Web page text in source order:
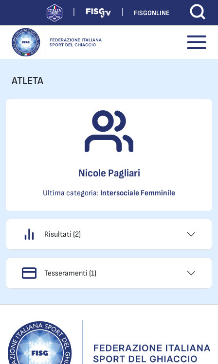
FISGONLINE
ATLETA
Nicole Pagliari
Ultima categoria: Intersociale Femminile
Risultati (2)
Tesseramenti (1)